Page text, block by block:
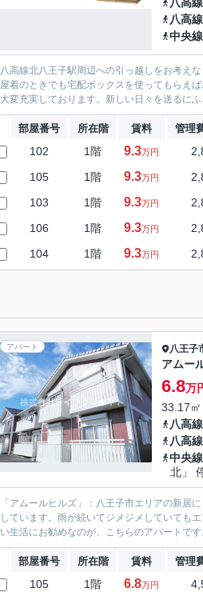
八高線
中央線
八高線北八王子駅周辺への引っ越しをお考え
屋着のときでも宅配ボックスを使ってもらえ
大変充実しております。新しい日々を送るに
部屋番号 所在階 賃料 管理
102 1階 9.3万円
105 1階 9.3万円
103 1階 9.3万円
106 1階 9.3万円
104 1階 9.3万円
アパート 八王子
アムー
6.8万
33.17
八高線
八高線
中央線
北」
「アムールヒルズ」：八王子市エリアの新居
しています。雨が続いてジメジメしていても
い生活にお勧めなのが、こちらのアパートで
部屋番号 所在階 賃料 管理
105 1階 6.8万円